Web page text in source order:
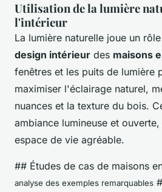
Utilisation de la lumière
l'intérieur
La lumière naturelle joue un
design intérieur des maisons
fenêtres et les puits de lumière
maximiser l'éclairage naturel,
nuances et la texture du bois.
ambiance lumineuse et
espace de vie agréable.
## Études de cas de maisons
analyse des exemples remarquables